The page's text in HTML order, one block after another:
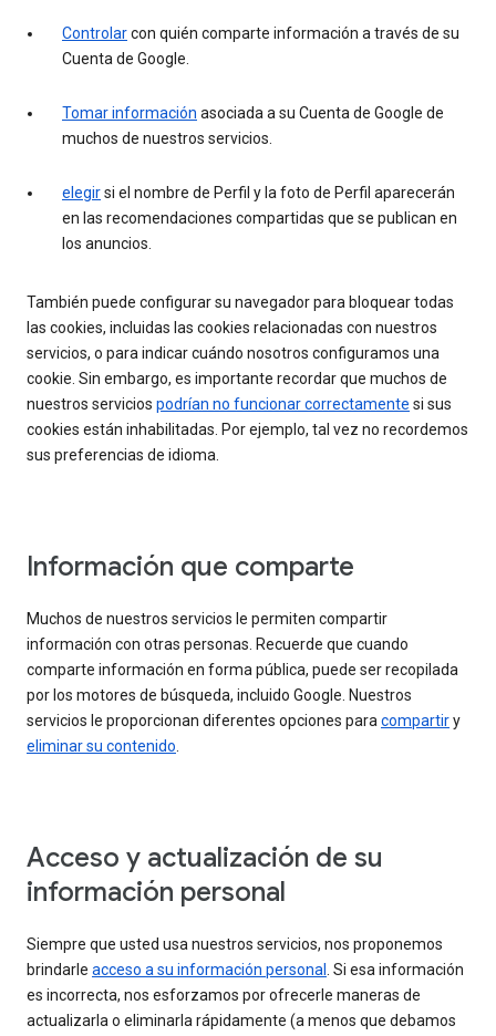
Controlarcon quién comparte información a través de su
Cuenta de Google.
Tomar información asociada a su Cuenta de Google de
muchos de nuestros servicios.
elegirsi el nombre de Perfil y la foto de Perfil aparecerán
en las recomendaciones compartidas que se publican en
los anuncios.
También puede configurar su navegador para bloquear todas
las cookies, incluidas las cookies relacionadas con nuestros
servicios, o para indicar cuándo nosotros configuramos una
cookie. Sin embargo, es importante recordar que muchos de
nuestros servicios podrían no funcionar correctamente si sus
cookies están inhabilitadas. Por ejemplo, tal vez no recordemos
sus preferencias de idioma.
Información que comparte
Muchos de nuestros servicios le permiten compartir
información con otras personas. Recuerde que cuando
comparte información en forma pública, puede ser recopilada
por los motores de búsqueda, incluido Google. Nuestros
servicios le proporcionan diferentes opciones paracompartiry
eliminar su contenido.
Acceso y actualización de su
información personal
Siempre que usted usa nuestros servicios, nos proponemos
brindarle acceso a su información personal. Si esa información
es incorrecta, nos esforzamos por ofrecerle maneras de
actualizarla o eliminarla rápidamente (a menos que debamos